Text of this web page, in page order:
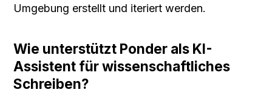
Umgebung erstellt und iteriert werden.
Wie unterstützt Ponder als KI-
Assistent für wissenschaftliches
Schreiben?